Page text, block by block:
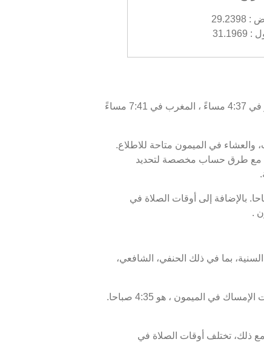
اليوم، الأحد 09/08/2026 ، أوقات الصلاة في الميمون كالتالي : الفجر في 4:45 صباحا، الظهر في 1:01 مساءً ، العصر في 4:37 مساءً ، المغرب في 7:41 مساءً
والعشاء في الميمون متاحة للاطلاع.
الصلاة اليوم، 24 صفر 1448 ، وبرنامج الأيام السبعة القادمة، من 09 أغسطس 2026 إلى 16 أغسطس 2026 ، مع طرق حساب مخصصة لتحديد
أو الإفطار في الميمون هو 7:41 مساءً ، ووقت انتهاء السحور أو الفجر في الميمون هو 4:45 صباحا. بالإضافة إلى أوقات الصلاة في
.
بما في ذلك الحنفي، الشافعي،
موعد غروب الشمس في الميمون ، المعروف أيضًا بوقت الإفطار، هو 7:41 مساءً ، ووقت الفجر، الذي يمثل نهاية وقت الإمساك في الميمون ، هو 4:35 صباحا.
ذلك، تختلف أوقات الصلاة في